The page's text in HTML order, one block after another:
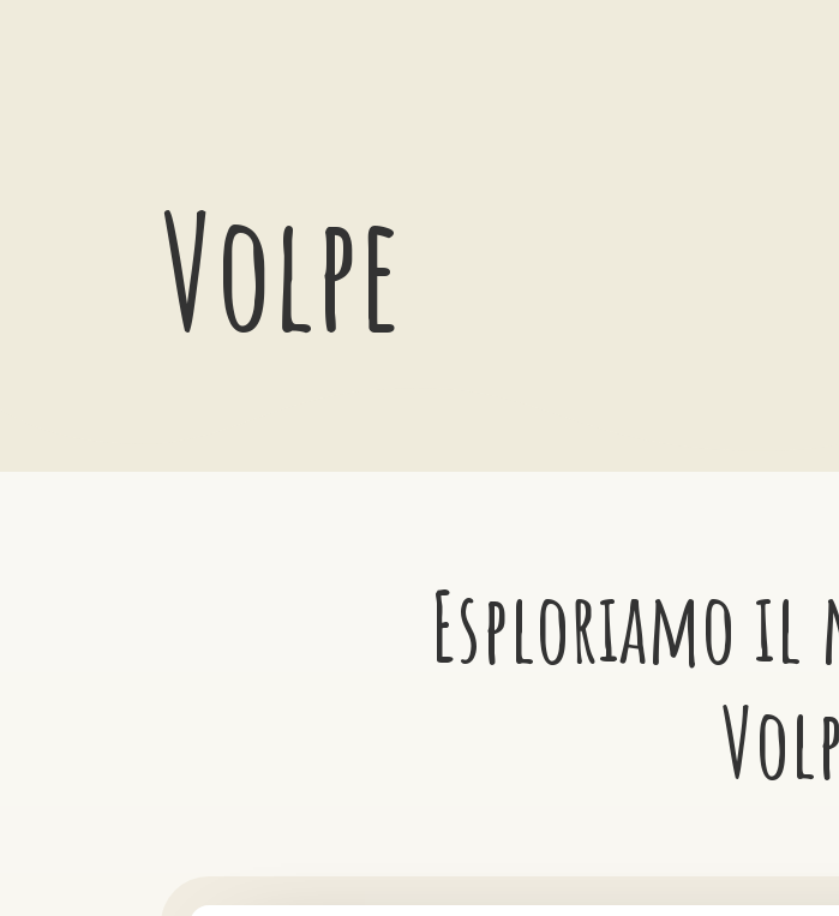
Volpe
Esploriamo